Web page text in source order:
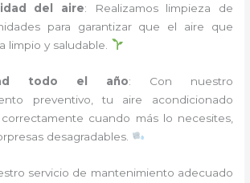
del aire: Realizamos limpieza de
para garantizar que el aire que
limpio y saludable.
todo el año: Con nuestro
preventivo, tu aire acondicionado
cuando más lo necesites,
desagradables.
servicio de mantenimiento adecuado